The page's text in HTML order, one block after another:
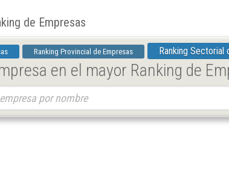
de Empresas
Ranking Provincial de Empresas Ranking Sectorial
en el mayor Ranking de